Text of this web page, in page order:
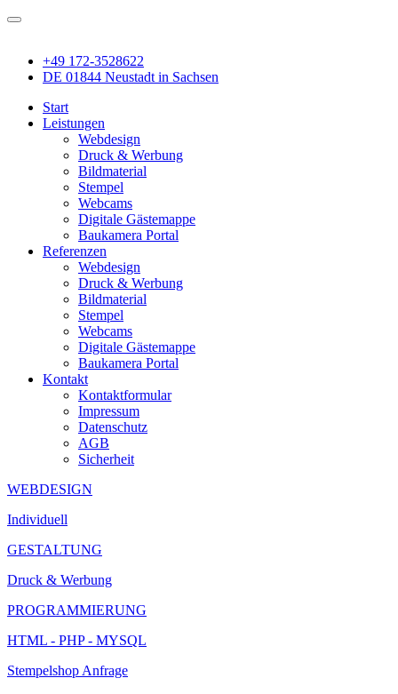
+49 172-3528622
DE 01844 Neustadt in Sachsen
Start
Leistungen
Webdesign
Druck & Werbung
Bildmaterial
Stempel
Webcams
Digitale Gästemappe
Baukamera Portal
Referenzen
Webdesign
Druck & Werbung
Bildmaterial
Stempel
Webcams
Digitale Gästemappe
Baukamera Portal
Kontakt
Kontaktformular
Impressum
Datenschutz
AGB
Sicherheit
WEBDESIGN
Individuell
GESTALTUNG
Druck & Werbung
PROGRAMMIERUNG
HTML - PHP - MYSQL
Stempelshop Anfrage